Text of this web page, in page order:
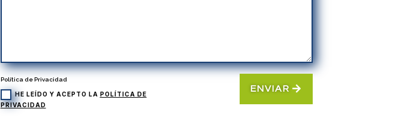
Política de Privacidad
HE LEÍDO Y ACEPTO LA POLÍTICA DE
PRIVACIDAD
ENVIAR